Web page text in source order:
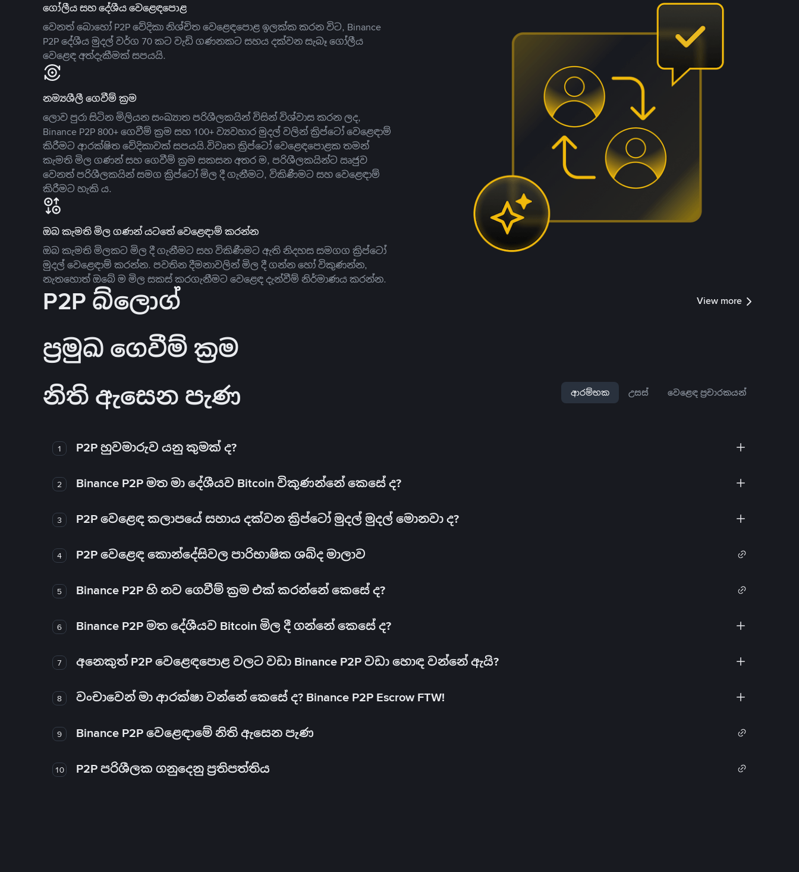
ගෝලීය සහ දේශීය වෙළෙඳපොළ
වෙනත් බොහෝ P2P වේදිකා නිශ්චිත වෙළෙඳපොළ ඉලක්ක කරන විට, Binance
P2P දේශීය මුදල් වර්ග 70 කට වැඩි ගණනකට සහය දක්වන සැබෑ ගෝලීය
වෙළෙඳ අත්දැකීමක් සපයයි.
නම්‍යශීලී ගෙවීම් ක්‍රම
ලොව පුරා සිටින මිලියන සංඛ්‍යාත පරිශීලකයින් විසින් විශ්වාස කරන ලද,
Binance P2P 800+ ගෙවීම් ක්‍රම සහ 100+ ව්‍යවහාර මුදල් වලින් ක්‍රිප්ටෝ වෙළෙඳාම්
කිරීමට ආරක්ෂිත වේදිකාවක් සපයයි.විවෘත ක්‍රිප්ටෝ වෙළෙඳපොළක තමන්
කැමති මිල ගණන් සහ ගෙවීම් ක්‍රම සකසන අතර ම, පරිශීලකයින්ට ඍජුව
වෙනත් පරිශීලකයින් සමග ක්‍රිප්ටෝ මිල දී ගැනීමට, විකිණීමට සහ වෙළෙඳාම්
කිරීමට හැකි ය.
ඔබ කැමති මිල ගණන් යටතේ වෙළෙඳාම් කරන්න
ඔබ කැමති මිලකට මිල දී ගැනීමට සහ විකිණීමට ඇති නිදහස සමගග ක්‍රිප්ටෝ
මුදල් වෙළෙඳාම් කරන්න. පවතින දීමනාවලින් මිල දී ගන්න හෝ විකුණන්න,
නැතහොත් ඔබේ ම මිල සකස් කරගැනීමට වෙළෙඳ දැන්වීම් නිර්මාණය කරන්න.
P2P බ්ලොග් View more
ප්‍රමුඛ ගෙවීම් ක්‍රම
නිති ඇසෙන පැණ
ආරම්භක උසස් වෙළෙඳ ප්‍රචාරකයන්
1 P2P හුවමාරුව යනු කුමක් ද?
2 Binance P2P මත මා දේශීයව Bitcoin විකුණන්නේ කෙසේ ද?
3 P2P වෙළෙඳ කලාපයේ සහාය දක්වන ක්‍රිප්ටෝ මුදල් මුදල් මොනවා ද?
4 P2P වෙළෙඳ කොන්දේසිවල පාරිභාෂික ශබ්ද මාලාව
5 Binance P2P හි නව ගෙවීම් ක්‍රම එක් කරන්නේ කෙසේ ද?
6 Binance P2P මත දේශීයව Bitcoin මිල දී ගන්නේ කෙසේ ද?
7 අනෙකුත් P2P වෙළෙඳපොළ වලට වඩා Binance P2P වඩා හොඳ වන්නේ ඇයි?
8 වංචාවෙන් මා ආරක්ෂා වන්නේ කෙසේ ද? Binance P2P Escrow FTW!
9 Binance P2P වෙළෙඳාමේ නිති ඇසෙන පැණ
10 P2P පරිශීලක ගනුදෙනු ප්‍රතිපත්තිය